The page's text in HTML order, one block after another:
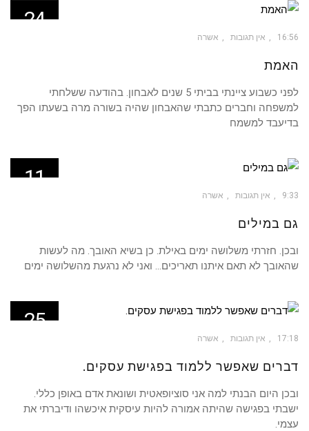
24
16:56 אין תגובות אשרה
האמת
לפני כשבוע ציינתי בביתי 5 שנים לאבחון. בהודעה ששלחתי
למשפחה וחברים כתבתי שהאבחון שהיה בשורה מרה בשעתו הפך
בדיעבד למשמח
11
9:33 אין תגובות אשרה
גם במילים
ובכן. חזרתי משלושה ימים באילת. כן בשיא האובך. מה לעשות
שהאובך לא תאם איתנו תאריכים… ואני לא נרגעת מהשלושה ימים
25
17:18 אין תגובות אשרה
דברים שאפשר ללמוד בפגישת עסקים.
ובכן היום הבנתי למה אני סוציופאטית ושונאת אדם באופן כללי.
ישבתי בפגישה שהיתה אמורה להיות עיסקית איכשהו ודיברתי את
עצמי.